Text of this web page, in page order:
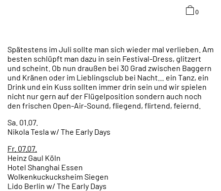
0
Spätestens im Juli sollte man sich wieder mal verlieben. Am
besten schlüpft man dazu in sein Festival-Dress, glitzert
und scheint. Ob nun draußen bei 30 Grad zwischen Baggern
und Kränen oder im Lieblingsclub bei Nacht… ein Tanz, ein
Drink und ein Kuss sollten immer drin sein und wir spielen
nicht nur gern auf der Flügelposition sondern auch noch
den frischen Open-Air-Sound, fliegend, flirtend, feiernd.
Sa. 01.07.
Nikola Tesla w/ The Early Days
Fr. 07.07.
Heinz Gaul Köln
Hotel Shanghai Essen
Wolkenkuckucksheim Siegen
Lido Berlin w/ The Early Days